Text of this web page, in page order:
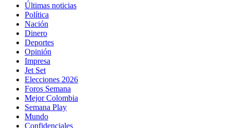
Últimas noticias
Política
Nación
Dinero
Deportes
Opinión
Impresa
Jet Set
Elecciones 2026
Foros Semana
Mejor Colombia
Semana Play
Mundo
Confidenciales